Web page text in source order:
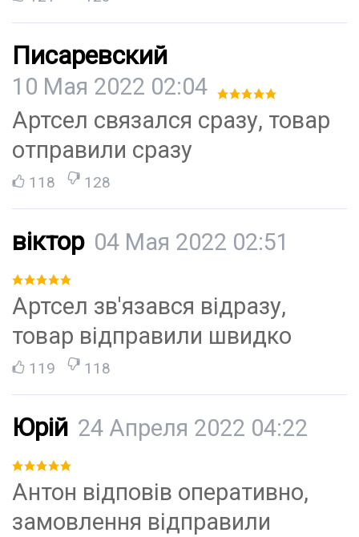
Писаревский
10 Мая 2022 02:04
Артсел связался сразу, товар
отправили сразу
118 128
віктор 04 Мая 2022 02:51
Артсел зв'язався відразу,
товар відправили швидко
119 118
Юрій 24 Апреля 2022 04:22
Антон відповів оперативно,
замовлення відправили